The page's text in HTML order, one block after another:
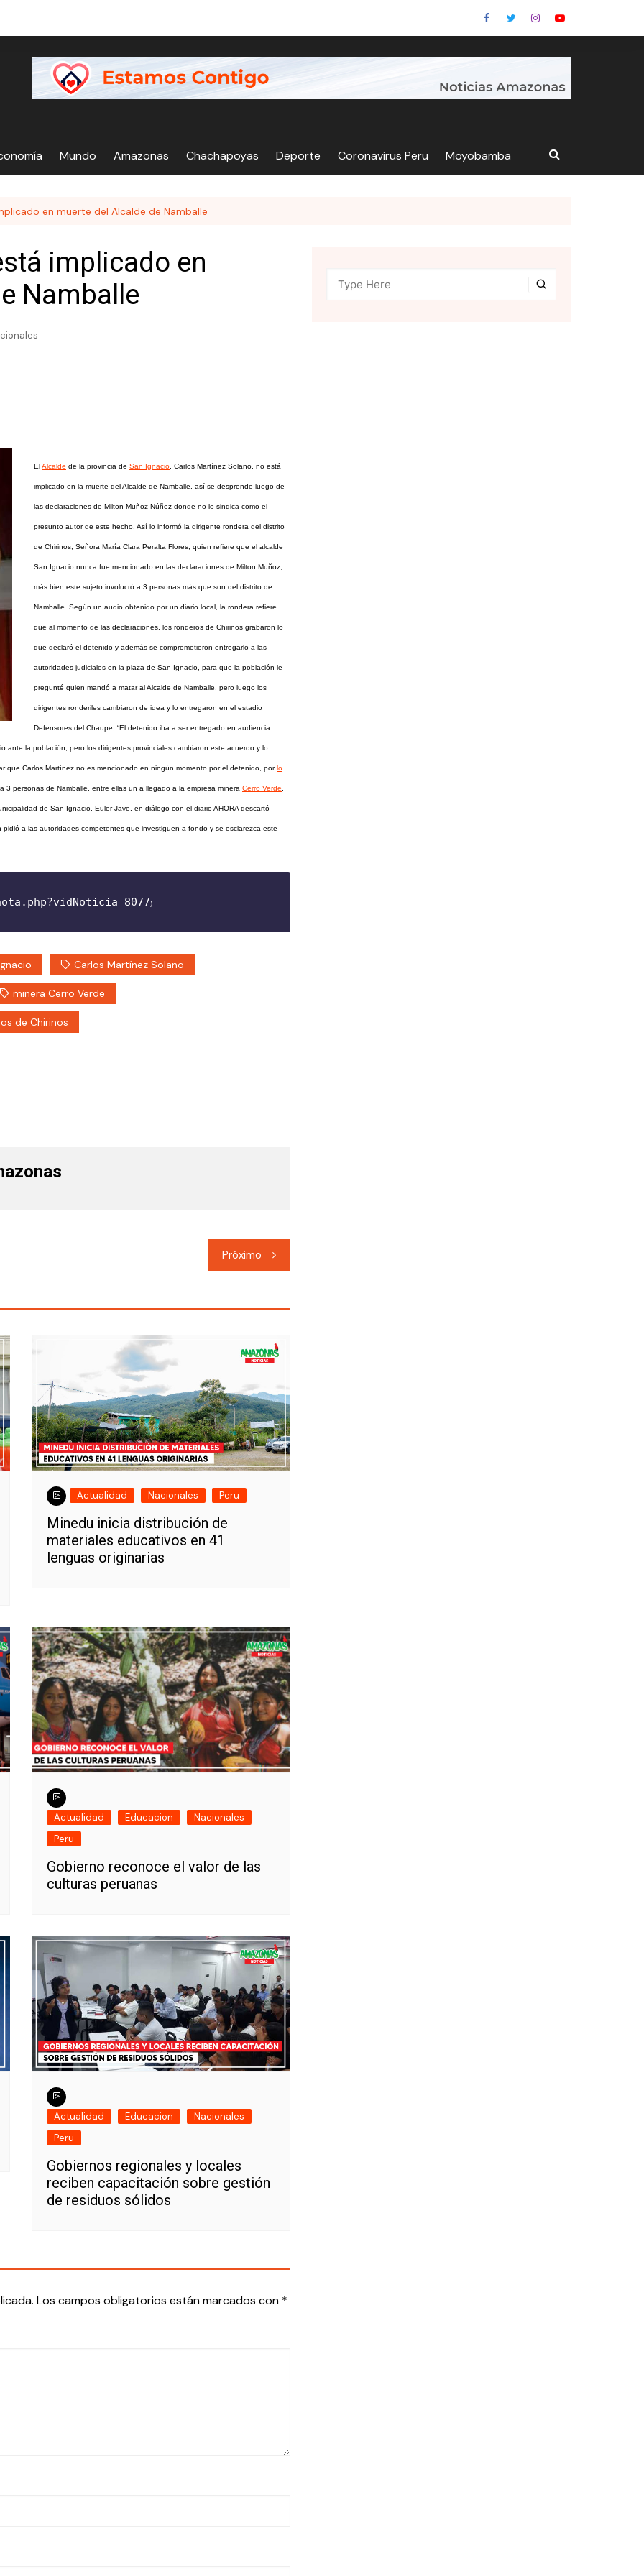
Mundo Amazonas Chachapoyas Deporte Coronavirus Peru Moyobamba
en muerte del Alcalde de Namballe
implicado en
Namballe
ElAlcalde de la provincia de San Ignacio , Carlos Martínez Solano, no está
implicado en la muerte del Alcalde de Namballe, así se desprende luego de
las declaraciones de Milton Muñoz Núñez donde no lo sindica como el
presunto autor de este hecho. Así lo informó la dirigente rondera del distrito
de Chirinos, Señora María Clara Peralta Flores, quien refiere que el alcalde
San Ignacio nunca fue mencionado en las declaraciones de Milton Muñoz,
más bien este sujeto involucró a 3 personas más que son del distrito de
Namballe. Según un audio obtenido por un diario local, la rondera refiere
que al momento de las declaraciones, los ronderos de Chirinos grabaron lo
que declaró el detenido y además se comprometieron entregarlo a las
autoridades judiciales en la plaza de San Ignacio, para que la población le
pregunté quien mandó a matar al Alcalde de Namballe, pero luego los
dirigentes ronderiles cambiaron de idea y lo entregaron en el estadio
Defensores del Chaupe, “El detenido iba a ser entregado en audiencia
la población, pero los dirigentes provinciales cambiaron este acuerdo y lo
que Carlos Martínez no es mencionado en ningún momento por el detenido, porlo
personas de Namballe, entre ellas un a llegado a la empresa minera Cerro Verde
de San Ignacio, Euler Jave, en diálogo con el diario AHORA descartó
a las autoridades competentes que investiguen a fondo y se esclarezca este
Carlos Martínez Solano
minera Cerro Verde
de Chirinos
Próximo
Actualidad Nacionales Peru
Minedu inicia distribución de
materiales educativos en 41
lenguas originarias
Actualidad Educacion
Nacionales
Peru
Gobierno reconoce el valor de las
culturas peruanas
Actualidad Educacion
Nacionales
Peru
Gobiernos regionales y locales
reciben capacitación sobre gestión
de residuos sólidos
Los campos obligatorios están marcados con *